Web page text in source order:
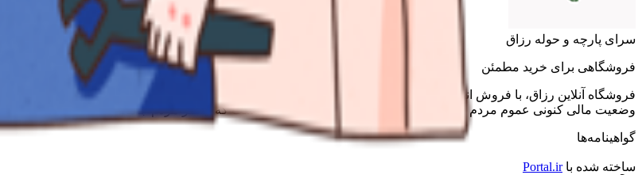
سرای پارچه و حوله رزاق
فروشگاهی برای خرید مطمئن
فروشگاه آنلاین رزاق، با فروش انواع پارچه، حوله و سفره، با بیش از بیست سال سابقه در زمینه فروش پارچه در
وضعیت مالی کنونی عموم مردم کشورمان به فروش می‌رسد. و هدف آن است که بیشتر مردم جامعه بتوانند شانس خرید
گواهینامه‌ها
ساخته شده باPortal.ir